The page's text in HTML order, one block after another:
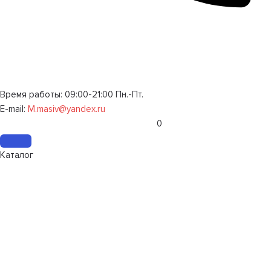
Время работы: 09:00-21:00 Пн.-Пт.
E-mail: M.masiv@yandex.ru
0
Каталог